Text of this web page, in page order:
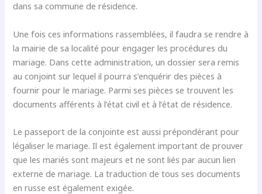
dans sa commune de résidence.
Une fois ces informations rassemblées, il faudra se rendre à
la mairie de sa localité pour engager les procédures du
mariage. Dans cette administration, un dossier sera remis
au conjoint sur lequel il pourra s’enquérir des pièces à
fournir pour le mariage. Parmi ses pièces se trouvent les
documents afférents à l’état civil et à l’état de résidence.
Le passeport de la conjointe est aussi prépondérant pour
légaliser le mariage. Il est également important de prouver
que les mariés sont majeurs et ne sont liés par aucun lien
externe de mariage. La traduction de tous ses documents
en russe est également exigée.